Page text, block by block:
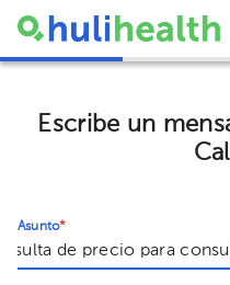
Escribe un
Asunto*